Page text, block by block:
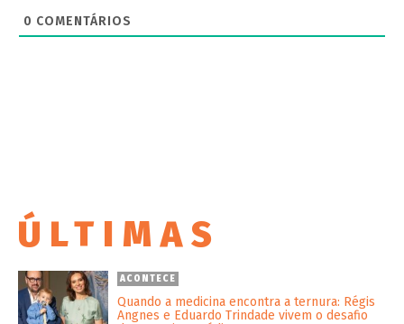
0 COMENTÁRIOS
ÚLTIMAS
ACONTECE
Quando a medicina encontra a ternura: Régis
Angnes e Eduardo Trindade vivem o desafio